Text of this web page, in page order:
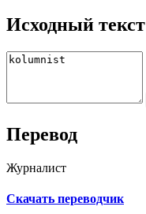
Исходный текст
Перевод
Журналист
Скачать переводчик